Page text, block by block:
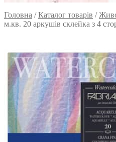
Головна /Каталог товарів /
м.кв. 20 аркушів склейка з 4